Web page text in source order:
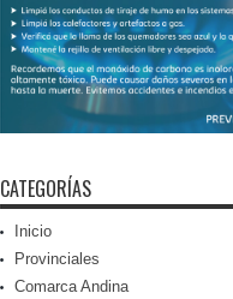
CATEGORÍAS
Inicio
Provinciales
Comarca Andina